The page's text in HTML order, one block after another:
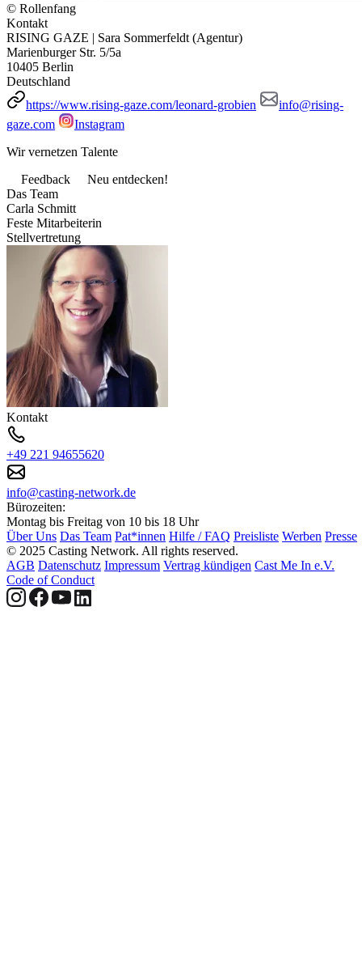
© Rollenfang
Kontakt
RISING GAZE | Sara Sommerfeldt (Agentur)
Marienburger Str. 5/5a
10405 Berlin
Deutschland
https://www.rising-gaze.com/leonard-grobien
info@rising-
gaze.com
Instagram
Wir vernetzen Talente
Feedback
Neu entdecken!
Das Team
Carla Schmitt
Feste Mitarbeiterin
Stellvertretung
Kontakt
+49 221 94655620
info@casting-network.de
Bürozeiten:
Montag bis Freitag von 10 bis 18 Uhr
Über Uns Das Team Pat*innen Hilfe / FAQ Preisliste Werben Presse
© 2025 Casting Network. All rights reserved.
AGB Datenschutz Impressum Vertrag kündigen Cast Me In e.V.
Code of Conduct